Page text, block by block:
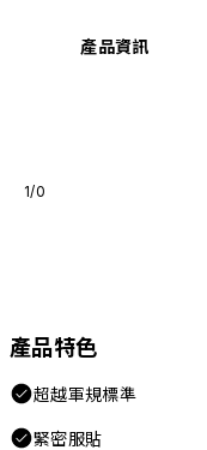
產品資訊
1/0
產品特色
超越軍規標準
緊密服貼